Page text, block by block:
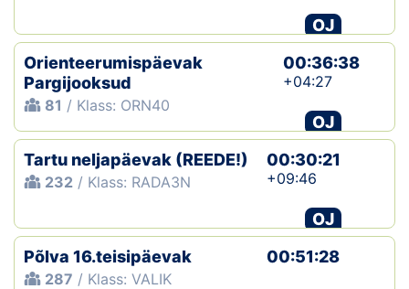
OJ
Orienteerumispäevak
Pargijooksud
81 / Klass: ORN40
00:36:38
+04:27
OJ
Tartu neljapäevak (REEDE!)
232 / Klass: RADA3N
00:30:21
+09:46
OJ
Põlva 16.teisipäevak
287 / Klass: VALIK
00:51:28